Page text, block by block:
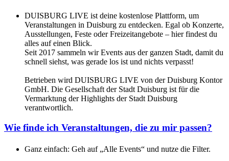
DUISBURG LIVE ist deine kostenlose Plattform, um
Veranstaltungen in Duisburg zu entdecken. Egal ob Konzerte,
Ausstellungen, Feste oder Freizeitangebote – hier findest du
alles auf einen Blick.
Seit 2017 sammeln wir Events aus der ganzen Stadt, damit du
schnell siehst, was gerade los ist und nichts verpasst!
Betrieben wird DUISBURG LIVE von der Duisburg Kontor
GmbH. Die Gesellschaft der Stadt Duisburg ist für die
Vermarktung der Highlights der Stadt Duisburg
verantwortlich.
Wie finde ich Veranstaltungen, die zu mir passen?
Ganz einfach: Geh auf „Alle Events“ und nutze die Filter.